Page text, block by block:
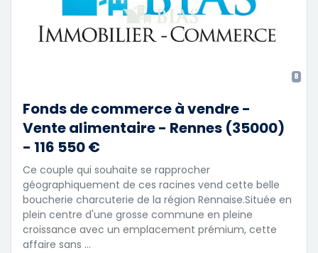
8
Fonds de commerce à vendre -
Vente alimentaire - Rennes (35000)
- 116 550 €
Ce couple qui souhaite se rapprocher
géographiquement de ces racines vend cette belle
boucherie charcuterie de la région Rennaise.Située en
plein centre d'une grosse commune en pleine
croissance avec un emplacement prémium, cette
affaire sans …